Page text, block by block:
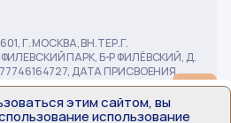
Г. МОСКВА, ВН.ТЕР.Г.
ПАРК, Б-Р ФИЛЁВСКИЙ, Д.
ДАТА ПРИСВОЕНИЯ
КПП: 772601001,
ЮМИНОВА ДИНАРА РАИСОВНА
программного обеспечения
этим сайтом, вы
использование